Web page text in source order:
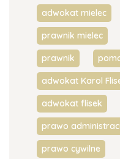
adwokat mielec
prawnik mielec
prawnik
adwokat Karol
adwokat flisek
prawo
prawo cywilne